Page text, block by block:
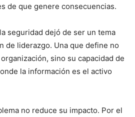
de que genere consecuencias.
seguridad dejó de ser un tema
de liderazgo. Una que define no
sino su capacidad de
la información es el activo
no reduce su impacto. Por el